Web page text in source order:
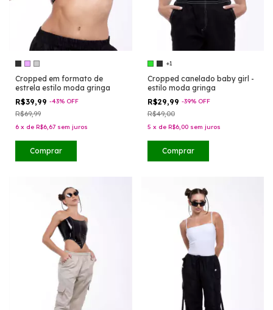
Cropped em formato de
estrela estilo moda gringa
R$39,99 -43% OFF
R$69,99
6 x de R$6,67 sem juros
Comprar
+1
Cropped canelado baby girl -
estilo moda gringa
R$29,99 -39% OFF
R$49,00
5 x de R$6,00 sem juros
Comprar